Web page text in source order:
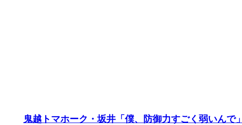
鬼越トマホーク・坂井「僕、防御力すごく弱いんで